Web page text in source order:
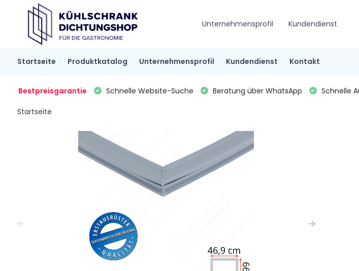
Unternehmensprofil Kundendienst
Startseite Produktkatalog Unternehmensprofil Kundendienst Kontakt
Bestpreisgarantie Schnelle Website-Suche Beratung über WhatsApp Schnelle
Startseite